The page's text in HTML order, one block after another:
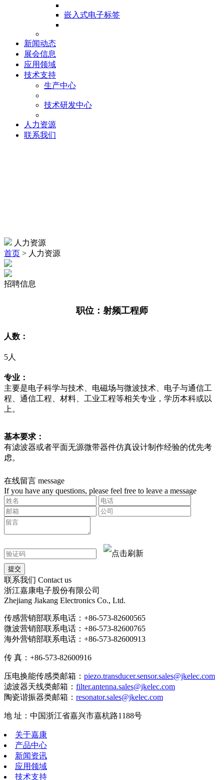
嵌入式电子标签
新闻动态
展会信息
应用领域
技术支持
生产中心
技术研发中心
人力资源
联系我们
人力资源
首页 > 人力资源
招聘信息
职位：射频工程师
人数：
5人
专业：
主要是电子科学与技术、电磁场与微波技术、电子与通信工
程、通信工程、材料、工业工程等相关专业，学历本科或以
上。
基本要求：
有滤波器或者平面无源微带器件仿真设计制作经验的优先考
虑。
在线留言 message
If you have any questions, please feel free to leave a message
联系我们 Contact us
浙江嘉康电子股份有限公司
Zhejiang Jiakang Electronics Co., Ltd.
传感营销部联系电话：+86-573-82600565
微波营销部联系电话：+86-573-82600765
海外营销部联系电话：+86-573-82600913
传 真：+86-573-82600916
压电换能传感类邮箱： piezo.transducer.sensor.sales@jkelec.com
滤波器天线类邮箱： filter.antenna.sales@jkelec.com
陶瓷谐振器类邮箱： resonator.sales@jkelec.com
地 址：中国浙江省嘉兴市嘉杭路1188号
关于嘉康
产品中心
新闻资讯
应用领域
技术支持